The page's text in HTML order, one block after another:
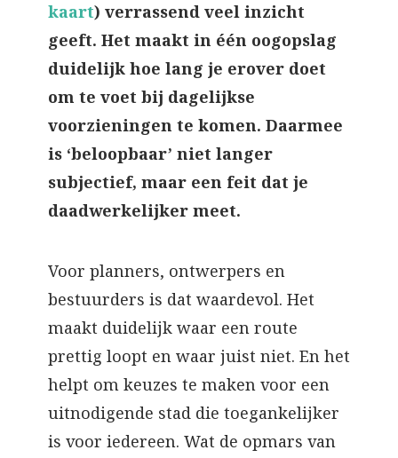
kaart) verrassend veel inzicht
geeft. Het maakt in één oogopslag
duidelijk hoe lang je erover doet
om te voet bij dagelijkse
voorzieningen te komen. Daarmee
is ‘beloopbaar’ niet langer
subjectief, maar een feit dat je
daadwerkelijker meet.
Voor planners, ontwerpers en
bestuurders is dat waardevol. Het
maakt duidelijk waar een route
prettig loopt en waar juist niet. En het
helpt om keuzes te maken voor een
uitnodigende stad die toegankelijker
is voor iedereen. Wat de opmars van